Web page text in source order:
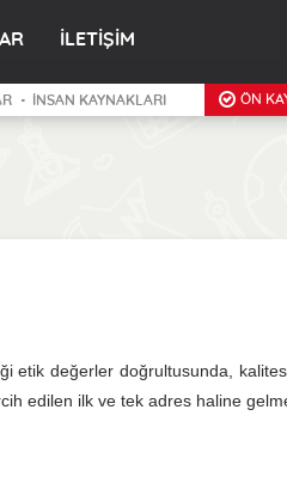
İLETİŞİM
İNSAN KAYNAKLARI ÖN
etik değerler doğrultusunda,
edilen ilk ve tek adres haline